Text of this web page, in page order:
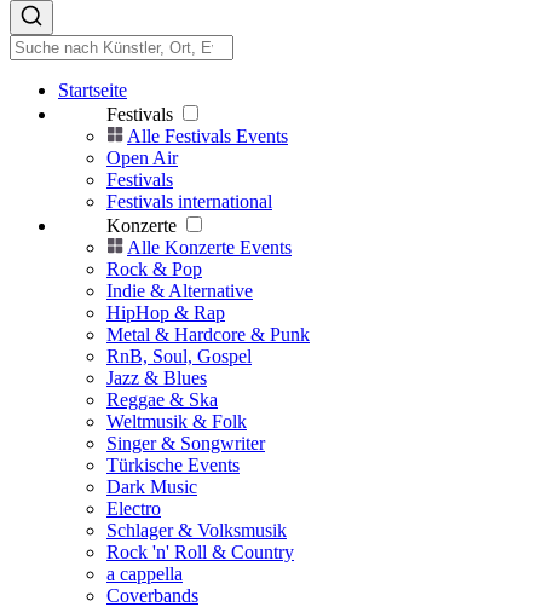
Startseite
Festivals
Alle Festivals Events
Open Air
Festivals
Festivals international
Konzerte
Alle Konzerte Events
Rock & Pop
Indie & Alternative
HipHop & Rap
Metal & Hardcore & Punk
RnB, Soul, Gospel
Jazz & Blues
Reggae & Ska
Weltmusik & Folk
Singer & Songwriter
Türkische Events
Dark Music
Electro
Schlager & Volksmusik
Rock 'n' Roll & Country
a cappella
Coverbands